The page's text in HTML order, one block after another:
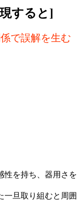
すると]
で誤解を生む
を持ち、器用さを
旦取り組むと周囲